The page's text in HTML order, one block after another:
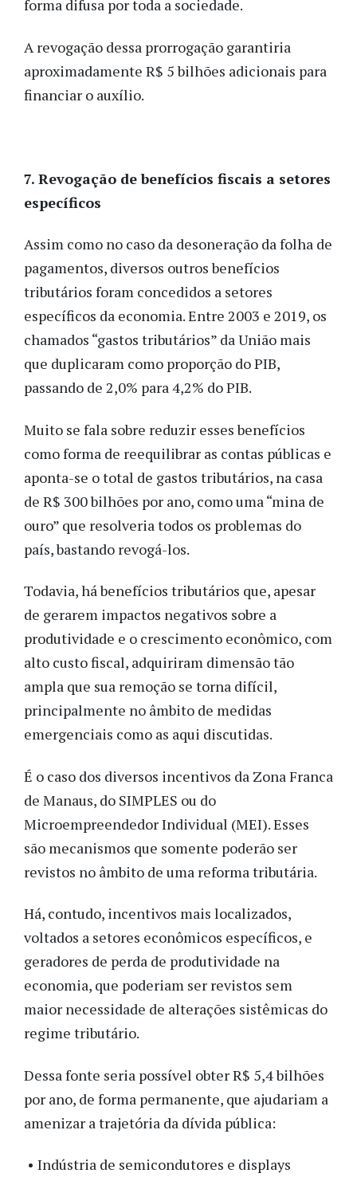
forma difusa por toda a sociedade.
A revogação dessa prorrogação garantiria
aproximadamente R$ 5 bilhões adicionais para
financiar o auxílio.
7. Revogação de benefícios fiscais a setores
específicos
Assim como no caso da desoneração da folha de
pagamentos, diversos outros benefícios
tributários foram concedidos a setores
específicos da economia. Entre 2003 e 2019, os
chamados “gastos tributários” da União mais
que duplicaram como proporção do PIB,
passando de 2,0% para 4,2% do PIB.
Muito se fala sobre reduzir esses benefícios
como forma de reequilibrar as contas públicas e
aponta-se o total de gastos tributários, na casa
de R$ 300 bilhões por ano, como uma “mina de
ouro” que resolveria todos os problemas do
país, bastando revogá-los.
Todavia, há benefícios tributários que, apesar
de gerarem impactos negativos sobre a
produtividade e o crescimento econômico, com
alto custo fiscal, adquiriram dimensão tão
ampla que sua remoção se torna difícil,
principalmente no âmbito de medidas
emergenciais como as aqui discutidas.
É o caso dos diversos incentivos da Zona Franca
de Manaus, do SIMPLES ou do
Microempreendedor Individual (MEI). Esses
são mecanismos que somente poderão ser
revistos no âmbito de uma reforma tributária.
Há, contudo, incentivos mais localizados,
voltados a setores econômicos específicos, e
geradores de perda de produtividade na
economia, que poderiam ser revistos sem
maior necessidade de alterações sistêmicas do
regime tributário.
Dessa fonte seria possível obter R$ 5,4 bilhões
por ano, de forma permanente, que ajudariam a
amenizar a trajetória da dívida pública:
• Indústria de semicondutores e displays